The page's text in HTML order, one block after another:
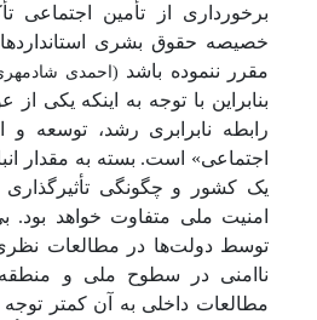
برخورداری از تأمین اجتماعی
خصیصه حقوق بشری
مقرر ننموده باشد (احمدی شادمهری و
بنابراین با توجه به اینکه یکی از
رابطه نابرابری رشد، توسعه و
اجتماعی» است. بسته به مقدار
یک کشور و چگونگی
امنیت ملی متفاوت خواهد بود.
توسط دولت‌ها در مطالعات
ناامنی در سطوح ملی و
مطالعات داخلی به آن کمتر توجه